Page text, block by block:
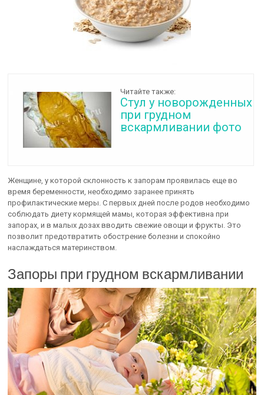
Читайте также:
Стул у новорожденных
при грудном
вскармливании фото
Женщине, у которой склонность к запорам проявилась еще во
время беременности, необходимо заранее принять
профилактические меры. С первых дней после родов необходимо
соблюдать диету кормящей мамы, которая эффективна при
запорах, и в малых дозах вводить свежие овощи и фрукты. Это
позволит предотвратить обострение болезни и спокойно
наслаждаться материнством.
Запоры при грудном вскармливании